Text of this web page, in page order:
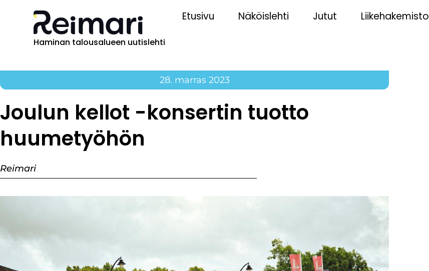
Haminan talousalueen uutislehti
Etusivu Näköislehti Jutut Liikehakemisto
28. marras 2023
Joulun kellot -konsertin tuotto
huumetyöhön
Reimari